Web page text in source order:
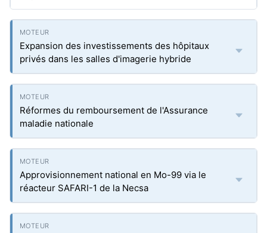
Expansion des investissements des hôpitaux
privés dans les salles d'imagerie hybride
Réformes du remboursement de l'Assurance
maladie nationale
Approvisionnement national en Mo-99 via le
réacteur SAFARI-1 de la Necsa